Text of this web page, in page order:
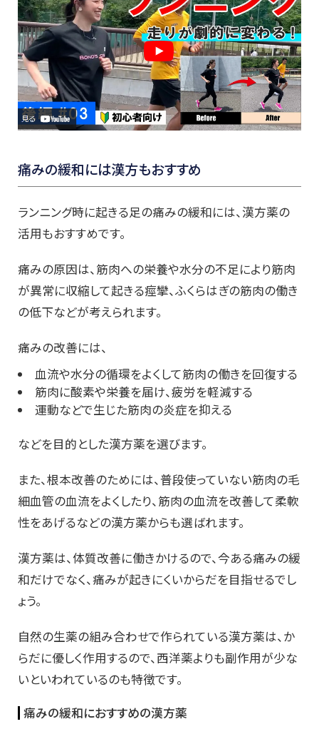
痛みの緩和には漢方もおすすめ
ランニング時に起きる足の痛みの緩和には、漢方薬の
活用もおすすめです。
痛みの原因は、筋肉への栄養や水分の不足により筋肉
が異常に収縮して起きる痙攣、ふくらはぎの筋肉の働き
の低下などが考えられます。
痛みの改善には、
血流や水分の循環をよくして筋肉の働きを回復する
筋肉に酸素や栄養を届け、疲労を軽減する
運動などで生じた筋肉の炎症を抑える
などを目的とした漢方薬を選びます。
また、根本改善のためには、普段使っていない筋肉の毛
細血管の血流をよくしたり、筋肉の血流を改善して柔軟
性をあげるなどの漢方薬からも選ばれます。
漢方薬は、体質改善に働きかけるので、今ある痛みの緩
和だけでなく、痛みが起きにくいからだを目指せるでし
ょう。
自然の生薬の組み合わせで作られている漢方薬は、か
らだに優しく作用するので、西洋薬よりも副作用が少な
いといわれているのも特徴です。
痛みの緩和におすすめの漢方薬